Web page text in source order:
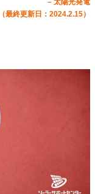
（最終更新日：2024.2.15）